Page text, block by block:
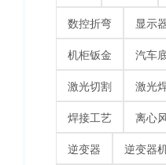
数控折弯 显示
机柜钣金 汽车
激光切割 激光
焊接工艺 离心
逆变器 逆变器